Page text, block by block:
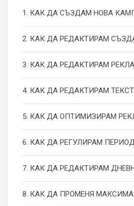
1. КАК ДА СЪЗДАМ НОВА
2. КАК ДА РЕДАКТИРАМ
3. КАК ДА РЕДАКТИРАМ
4. КАК ДА РЕДАКТИРАМ
5. КАК ДА ОПТИМИЗИРАМ
6. КАК ДА РЕГУЛИРАМ
7. КАК ДА РЕДАКТИРАМ
8. КАК ДА ПРОМЕНЯ